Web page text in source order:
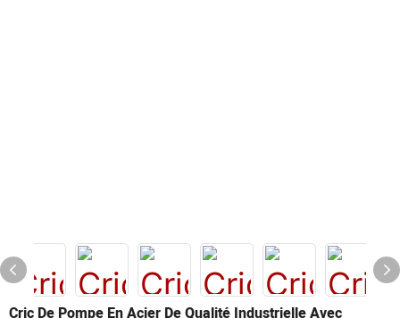
Cric De Pompe En Acier De Qualité Industrielle Avec